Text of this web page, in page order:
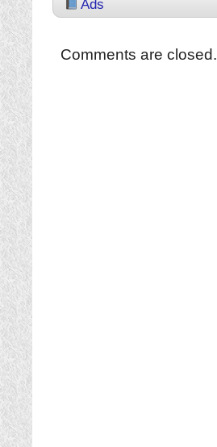
Ads
Comments are closed.